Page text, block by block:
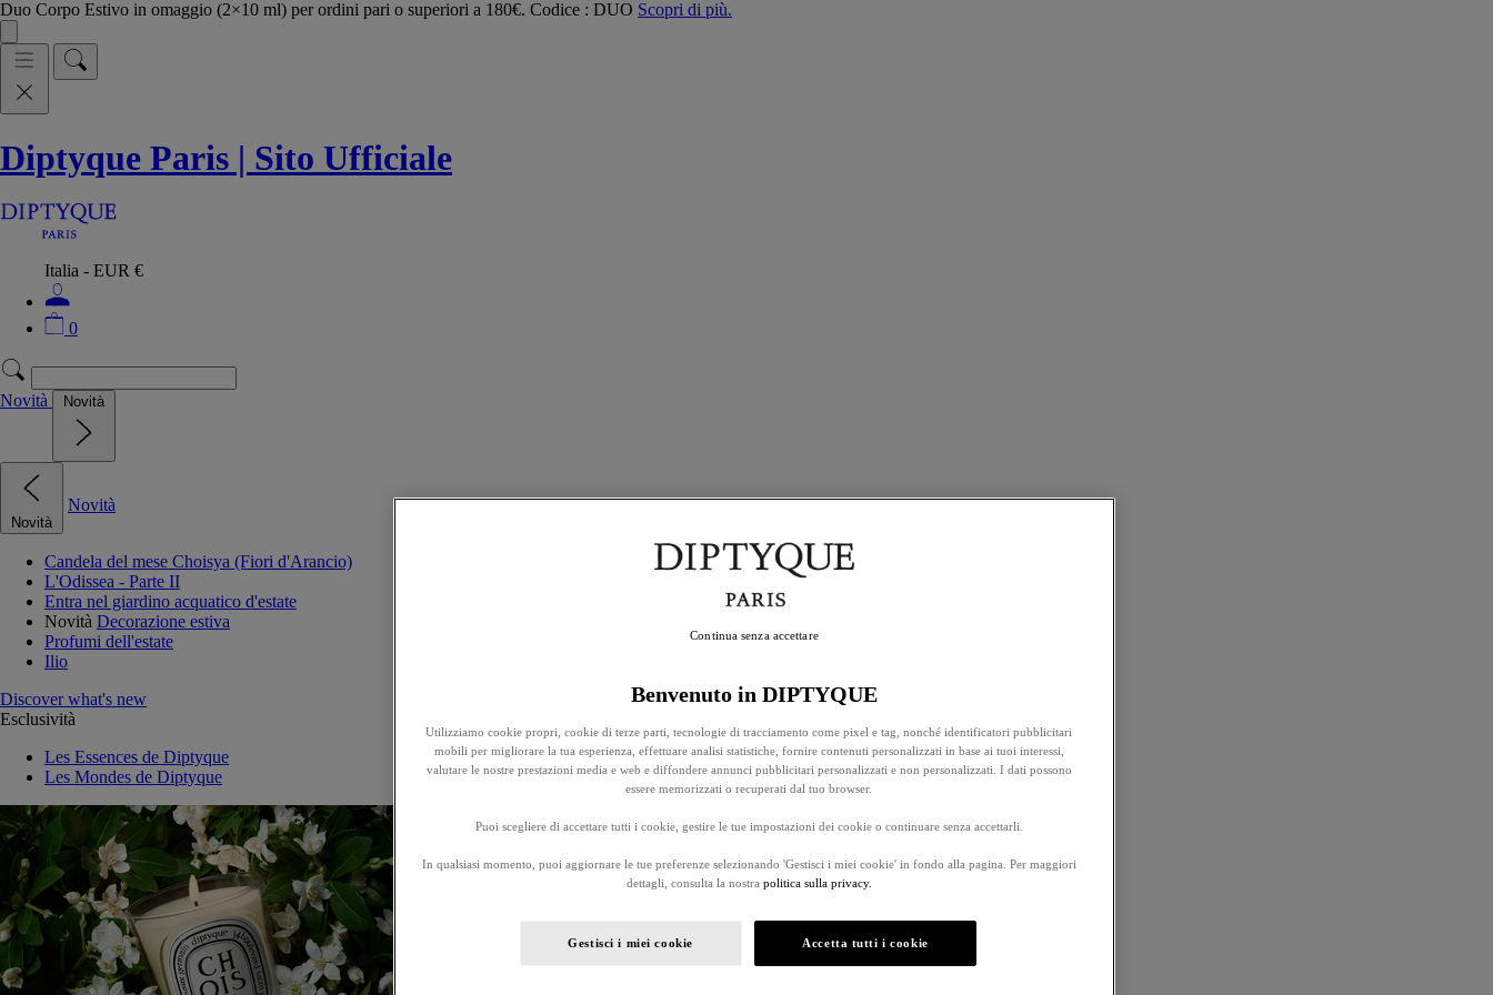
Duo Corpo Estivo in omaggio (2×10 ml) per ordini pari o superiori a 180€. Codice : DUO Scopri di più.
Diptyque Paris | Sito Ufficiale
Italia - EUR €
0
Novità Novità
Novità
Novità
Candela del mese Choisya (Fiori d'Arancio)
L'Odissea - Parte II
Entra nel giardino acquatico d'estate
Novità Decorazione estiva
Profumi dell'estate
Ilio
Discover what's new
Esclusività
Les Essences de Diptyque
Les Mondes de Diptyque
Benvenuto in DIPTYQUE
Utilizziamo cookie propri, cookie di terze parti, tecnologie di tracciamento come pixel e tag, nonché identificatori pubblicitari
mobili per migliorare la tua esperienza, effettuare analisi statistiche, fornire contenuti personalizzati in base ai tuoi interessi,
valutare le nostre prestazioni media e web e diffondere annunci pubblicitari personalizzati e non personalizzati. I dati possono
essere memorizzati o recuperati dal tuo browser.
Puoi scegliere di accettare tutti i cookie, gestire le tue impostazioni dei cookie o continuare senza accettarli.
In qualsiasi momento, puoi aggiornare le tue preferenze selezionando 'Gestisci i miei cookie' in fondo alla pagina. Per maggiori
dettagli, consulta la nostra politica sulla privacy.
Gestisci i miei cookie Accetta tutti i cookie
Continua senza accettare